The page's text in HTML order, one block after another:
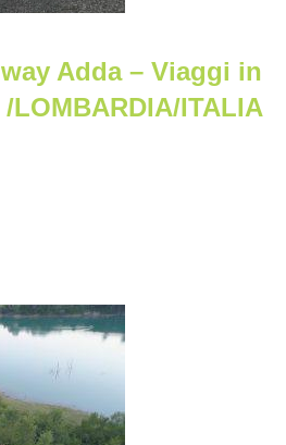
Adda – Viaggi in
ITALIA